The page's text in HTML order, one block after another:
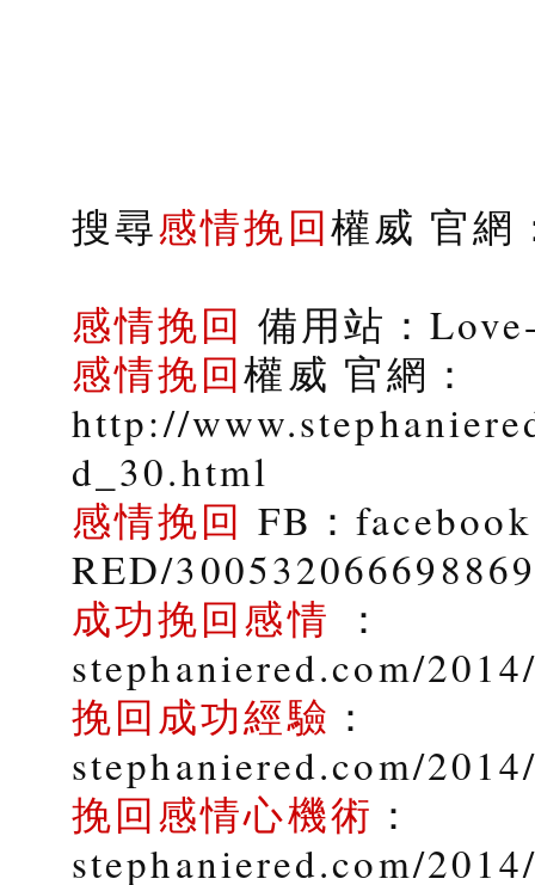
搜尋感情挽回權威 官網
感情挽回 備用站：
感情挽回權威 官網：
http://
d_30.html
感情挽回 FB：
RED/300532066698869
成功挽回感情 ：
stephaniered.com/
挽回成功經驗 ：
stephaniered.com/
挽回感情心機術 ：
stephaniered.com/